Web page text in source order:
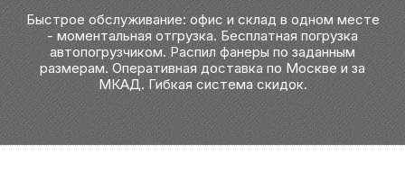
Быстрое обслуживание: офис и склад в одном месте
- моментальная отгрузка. Бесплатная погрузка
автопогрузчиком. Распил фанеры по заданным
размерам. Оперативная доставка по Москве и за
МКАД. Гибкая система скидок.